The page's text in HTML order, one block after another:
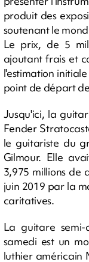
produit des
soutenant le
Le prix, de 5
ajoutant frais et
l'estimation
point de départ
Jusqu'ici, la
Fender
le guitariste du
Gilmour. Elle
3,975 millions de
juin 2019 par la
caritatives.
La guitare
samedi est un
luthier américain